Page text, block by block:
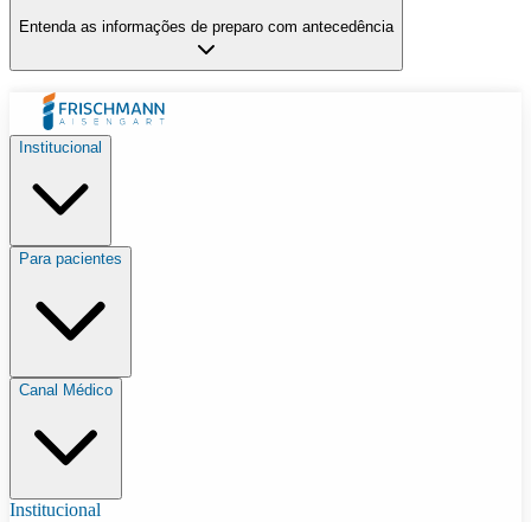
Entenda as informações de preparo com antecedência
Institucional
Para pacientes
Canal Médico
Institucional